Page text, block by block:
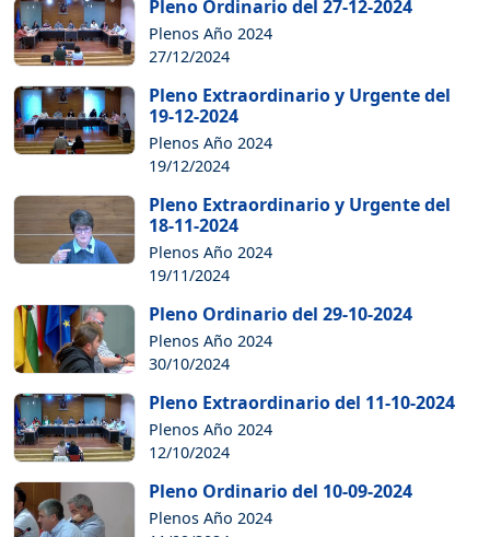
Pleno Ordinario del 27-12-2024
Plenos Año 2024
27/12/2024
Pleno Extraordinario y Urgente del
19-12-2024
Plenos Año 2024
19/12/2024
Pleno Extraordinario y Urgente del
18-11-2024
Plenos Año 2024
19/11/2024
Pleno Ordinario del 29-10-2024
Plenos Año 2024
30/10/2024
Pleno Extraordinario del 11-10-2024
Plenos Año 2024
12/10/2024
Pleno Ordinario del 10-09-2024
Plenos Año 2024